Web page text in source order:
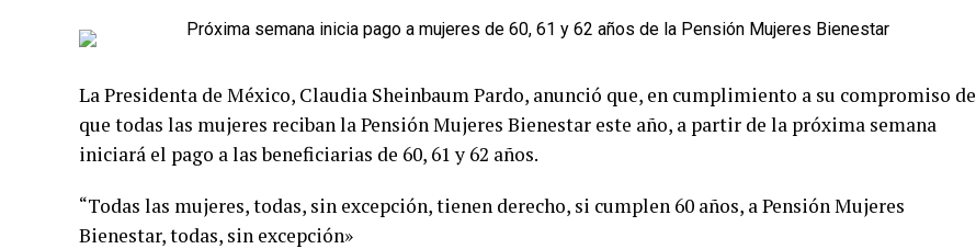
La Presidenta de México, Claudia Sheinbaum Pardo, anunció que, en cumplimiento a su compromiso de
que todas las mujeres reciban la Pensión Mujeres Bienestar este año, a partir de la próxima semana
iniciará el pago a las beneficiarias de 60, 61 y 62 años.
“Todas las mujeres, todas, sin excepción, tienen derecho, si cumplen 60 años, a Pensión Mujeres
Bienestar, todas, sin excepción»